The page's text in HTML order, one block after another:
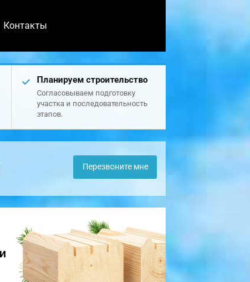
Контакты
Планируем строительство
Согласовываем подготовку
участка и последовательность
этапов.
Перезвоните мне